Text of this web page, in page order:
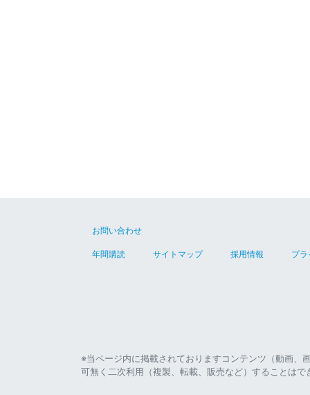
お問い合わせ
年間購読 サイトマップ 採用情報 プ
※当ページ内に掲載されておりますコンテンツ（動画、
可無く二次利用（複製、転載、販売など）することはで